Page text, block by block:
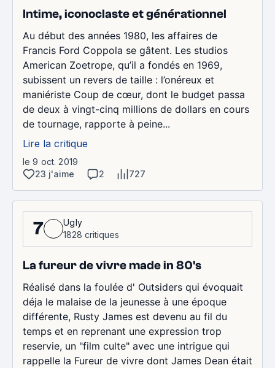
Intime, iconoclaste et générationnel
Au début des années 1980, les affaires de
Francis Ford Coppola se gâtent. Les studios
American Zoetrope, qu’il a fondés en 1969,
subissent un revers de taille : l’onéreux et
maniériste Coup de cœur, dont le budget passa
de deux à vingt-cinq millions de dollars en cours
de tournage, rapporte à peine...
Lire la critique
le 9 oct. 2019
23 j'aime
2 727
7
Ugly
1828 critiques
La fureur de vivre made in 80's
Réalisé dans la foulée d' Outsiders qui évoquait
déja le malaise de la jeunesse à une époque
différente, Rusty James est devenu au fil du
temps et en reprenant une expression trop
reservie, un "film culte" avec une intrigue qui
rappelle la Fureur de vivre dont James Dean était